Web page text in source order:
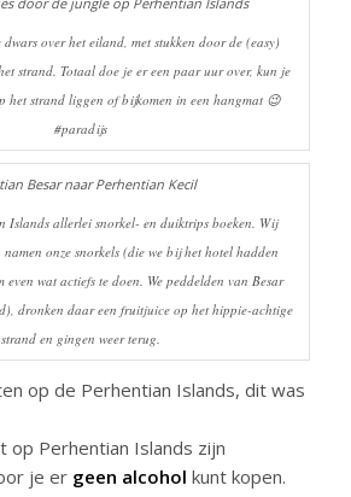
over het eiland, met stukken door de (easy)
strand. Totaal doe je er een paar uur over, kun je
het strand liggen of bijkomen in een hangmat 😉
#paradijs
Islands allerlei snorkel- en duiktrips boeken. Wij
onze snorkels (die we bij het hotel hadden
even wat actiefs te doen. We peddelden van Besar
dronken daar een fruitjuice op het hippie-achtige
strand en gingen weer terug.
op de Perhentian Islands, dit was
op Perhentian Islands zijn
je er geen alcohol kunt kopen.